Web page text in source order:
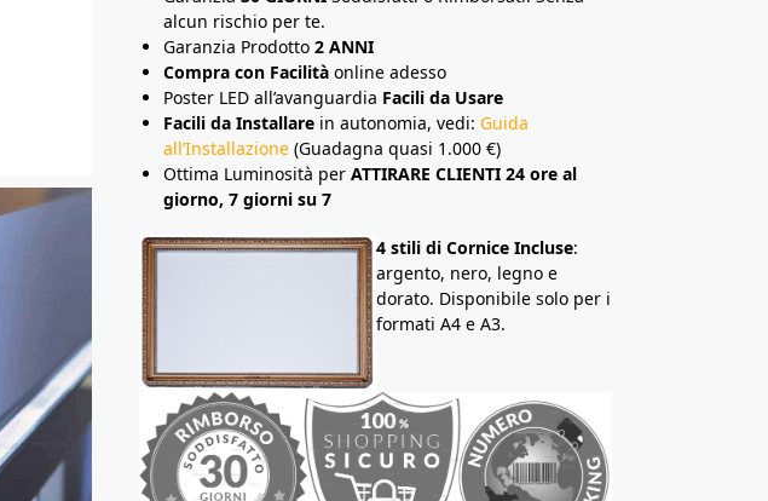
alcun rischio per te.
Garanzia Prodotto2 ANNI
Compra con Facilità online adesso
Poster LED all’avanguardia Facili da Usare
Facili da Installare in autonomia, vedi:Guida
all’Installazione (Guadagna quasi 1.000 €)
Ottima Luminosità perATTIRARE CLIENTI 24 ore al
giorno, 7 giorni su 7
4 stili di Cornice Incluse:
argento, nero, legno e
dorato. Disponibile solo per i
formati A4 e A3.